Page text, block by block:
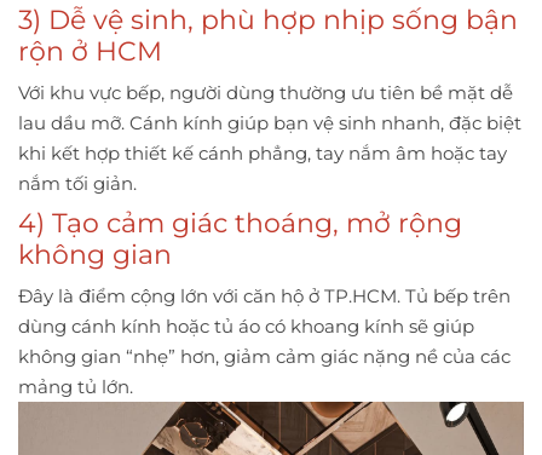
3) Dễ vệ sinh, phù hợp nhịp sống bận
rộn ở HCM
Với khu vực bếp, người dùng thường ưu tiên bề mặt dễ
lau dầu mỡ. Cánh kính giúp bạn vệ sinh nhanh, đặc biệt
khi kết hợp thiết kế cánh phẳng, tay nắm âm hoặc tay
nắm tối giản.
4) Tạo cảm giác thoáng, mở rộng
không gian
Đây là điểm cộng lớn với căn hộ ở TP.HCM. Tủ bếp trên
dùng cánh kính hoặc tủ áo có khoang kính sẽ giúp
không gian “nhẹ” hơn, giảm cảm giác nặng nề của các
mảng tủ lớn.